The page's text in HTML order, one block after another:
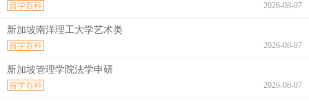
2026-08-07
留学百科
新加坡南洋理工大学艺术类
2026-08-07
留学百科
新加坡管理学院法学申研
2026-08-07
留学百科